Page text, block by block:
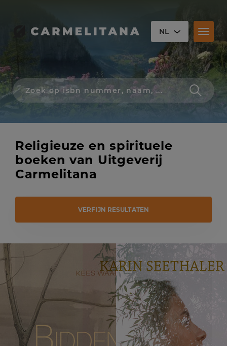
NL
Zoek
op
isbn
schrijver,
of
titel
Religieuze en spirituele
boeken van Uitgeverij
Carmelitana
VERFIJN RESULTATEN